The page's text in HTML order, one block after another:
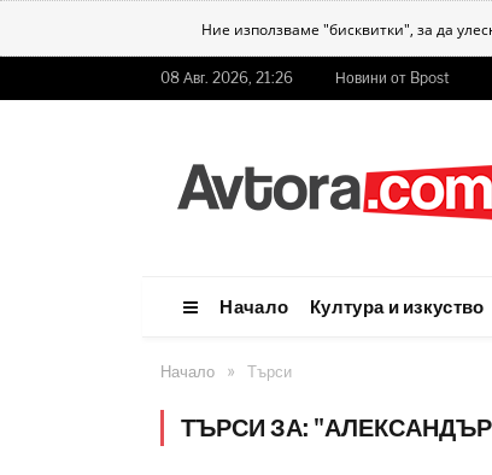
Ние използваме "бисквитки", за да
08 Авг. 2026, 21:26 Новини от Bpost
Начало Култура и изкуство
Начало » Търси
ТЪРСИ ЗА: